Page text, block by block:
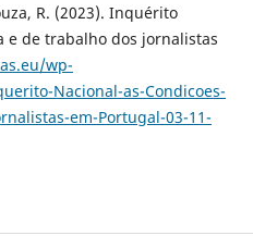
R. (2023). Inquérito
e de trabalho dos jornalistas
wp-
Nacional-as-Condicoes-
em-Portugal-03-11-